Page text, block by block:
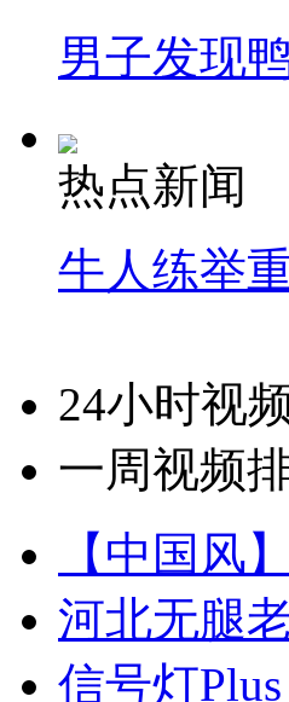
男子发现
热点新闻
牛人练举
24小时视
一周视频
【中国风
河北无腿
信号灯